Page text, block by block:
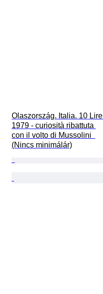
Olaszország. Italia. 10 Lire
1979 - curiosità ribattuta
con il volto di Mussolini
(Nincs minimálár)